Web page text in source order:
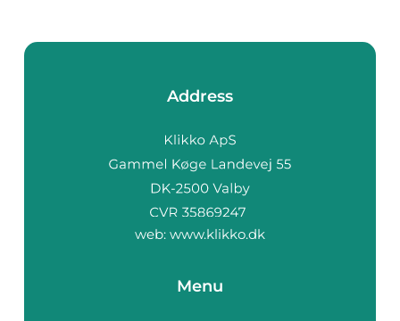
Address
web: www.klikko.dk
Menu